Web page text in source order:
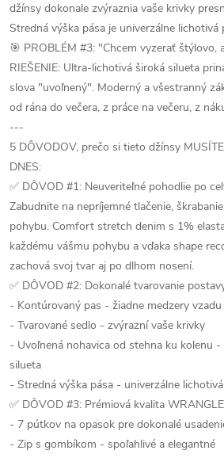
džínsy dokonale zvýraznia vaše krivky
Stredná výška pása je univerzálne
🎯 PROBLÉM #3: "Chcem vyzerať štýlovo,
RIEŠENIE: Ultra-lichotivá široká silueta
slova "uvoľnený". Moderný a všestranný
od rána do večera, z práce na večeru, z
---
5 DÔVODOV, prečo si tieto džínsy
DNES:
✅ DÔVOD #1: Neuveriteľné pohodlie po
Zabudnite na nepríjemné tlačenie,
pohybu. Comfort stretch denim s 1%
každému vášmu pohybu a vďaka shape
zachová svoj tvar aj po dlhom nosení.
✅ DÔVOD #2: Dokonalé tvarovanie
- Kontúrovaný pas - žiadne medzery vzadu
- Tvarované sedlo - zvýrazní vaše krivky
- Uvoľnená nohavica od stehna ku kolenu
silueta
- Stredná výška pása - univerzálne lichotivá
✅ DÔVOD #3: Prémiová kvalita
- 7 pútkov na opasok pre dokonalé
- Zip s gombíkom - spoľahlivé a elegantné